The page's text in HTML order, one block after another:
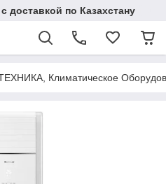
доставкой по Казахстану
Климатическое